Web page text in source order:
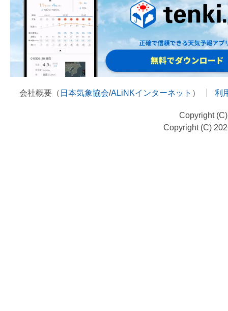
会社概要（ 日本気象協会/ALiNKインターネット ） 利
Copyright
Copyright (C)